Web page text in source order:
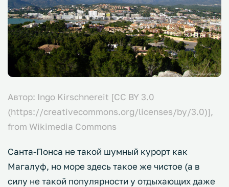
Автор: Ingo Kirschnereit [CC BY 3.0
(https://creativecommons.org/licenses/by/3.0)],
from Wikimedia Commons
Санта-Понса не такой шумный курорт как
Магалуф, но море здесь такое же чистое (а в
силу не такой популярности у отдыхающих даже